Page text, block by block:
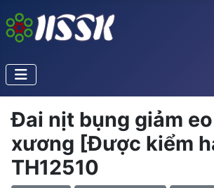
Đai nịt bụng giảm
xương [Được kiểm
TH12510